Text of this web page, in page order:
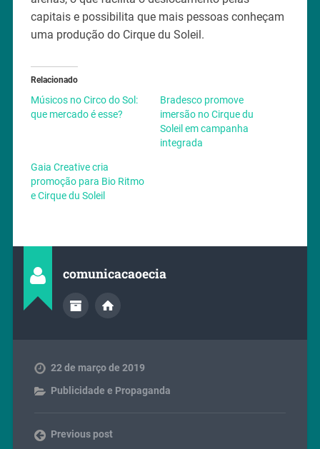
capitais e possibilita que mais pessoas conheçam
uma produção do Cirque du Soleil.
Relacionado
Músicos no Circo do Sol:
que mercado é esse?
Bradesco promove
imersão no Cirque du
Soleil em campanha
integrada
Gaia Creative cria
promoção para Bio Ritmo
e Cirque du Soleil
comunicacaoecia
22 de março de 2019
Publicidade e Propaganda
Previous post